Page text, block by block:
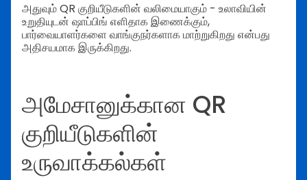
அதுவும் QR குறியீடுகளின் வலிமையாகும் - உலாவியின்
உறுதியுடன் ஷாப்பிங் எளிதாக இணைக்கும்,
பார்வையாளர்களை வாங்குநர்களாக மாற்றுகிறது என்பது
அதிசயமாக இருக்கிறது.
அமேசானுக்கான QR
குறியீடுகளின்
உருவாக்கல்கள்